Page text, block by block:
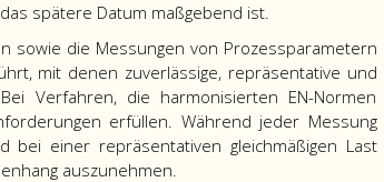
spätere Datum maßgebend ist.
sowie die Messungen von Prozessparametern
mit denen zuverlässige, repräsentative und
Verfahren, die harmonisierten EN-Normen
erfüllen. Während jeder Messung
bei einer repräsentativen gleichmäßigen Last
auszunehmen.